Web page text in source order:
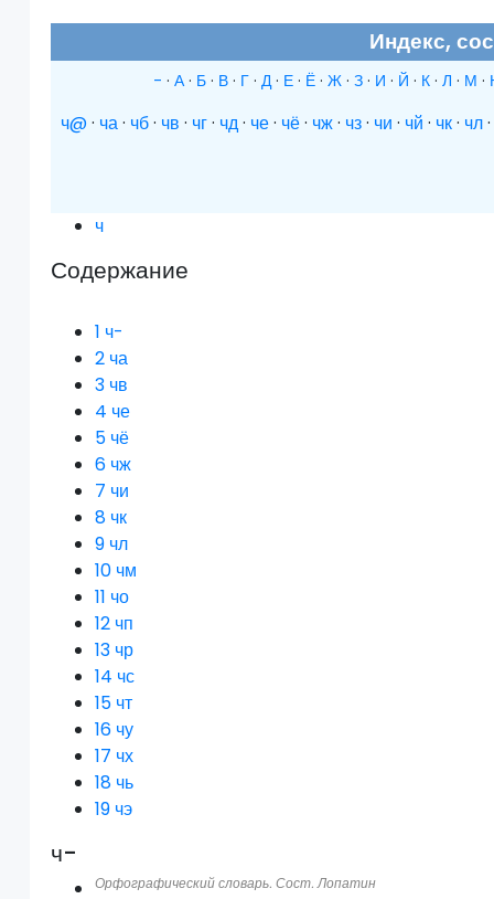
Индекс,
- · А· Б· В· Г· Д· Е· Ё· Ж· З· И · Й · К· Л · М ·
ч@· ча· чб· чв · чг· чд· че· чё· чж· чз· чи · чй · чк· чл·
ч
Содержание
1 ч-
2 ча
3 чв
4 че
5 чё
6 чж
7 чи
8 чк
9 чл
10 чм
11 чо
12 чп
13 чр
14 чс
15 чт
16 чу
17 чх
18 чь
19 чэ
ч-
Орфографический словарь. Сост. Лопатин